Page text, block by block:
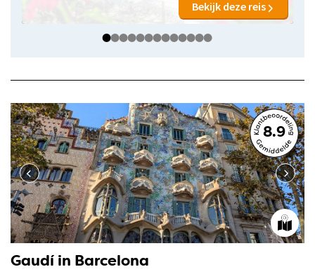
Bekijk deze reis
8.9
Gaudí in Barcelona